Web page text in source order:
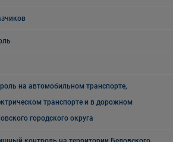
на автомобильном транспорте,
транспорте и в дорожном
городского округа